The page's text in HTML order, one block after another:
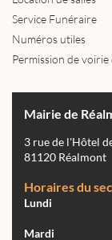
Service Funéraire
Numéros utiles
Permission de
Mairie de
3 rue de l'Hôtel
81120 Réalmont
Horaires du
Lundi
Mardi